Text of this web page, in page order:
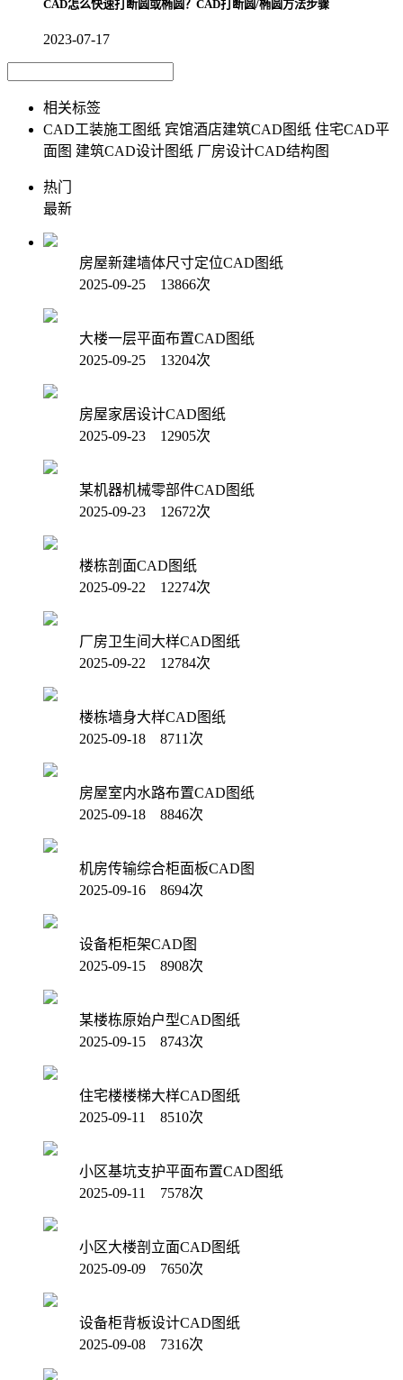
CAD怎么快速打断圆或椭圆？CAD打断圆/椭圆方法步骤
2023-07-17
相关标签
CAD工装施工图纸 宾馆酒店建筑CAD图纸 住宅CAD平
面图 建筑CAD设计图纸 厂房设计CAD结构图
热门
最新
房屋新建墙体尺寸定位CAD图纸
2025-09-25 13866次
大楼一层平面布置CAD图纸
2025-09-25 13204次
房屋家居设计CAD图纸
2025-09-23 12905次
某机器机械零部件CAD图纸
2025-09-23 12672次
楼栋剖面CAD图纸
2025-09-22 12274次
厂房卫生间大样CAD图纸
2025-09-22 12784次
楼栋墙身大样CAD图纸
2025-09-18 8711次
房屋室内水路布置CAD图纸
2025-09-18 8846次
机房传输综合柜面板CAD图
2025-09-16 8694次
设备柜柜架CAD图
2025-09-15 8908次
某楼栋原始户型CAD图纸
2025-09-15 8743次
住宅楼楼梯大样CAD图纸
2025-09-11 8510次
小区基坑支护平面布置CAD图纸
2025-09-11 7578次
小区大楼剖立面CAD图纸
2025-09-09 7650次
设备柜背板设计CAD图纸
2025-09-08 7316次